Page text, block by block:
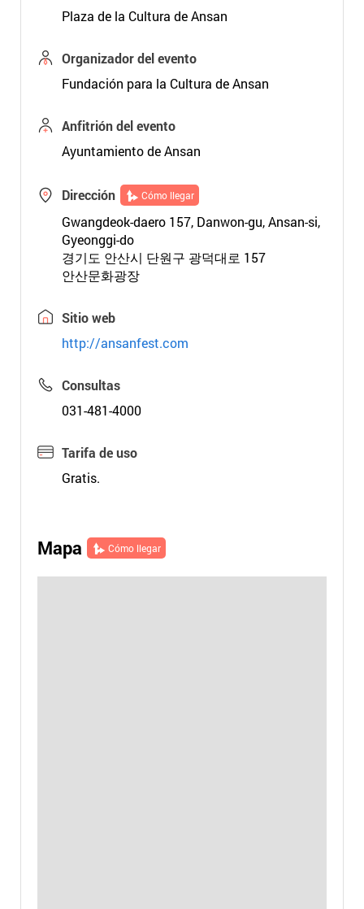
Plaza de la Cultura de Ansan
Organizador del evento
Fundación para la Cultura de Ansan
Anfitrión del evento
Ayuntamiento de Ansan
Dirección Cómo llegar
Gwangdeok-daero 157, Danwon-gu, Ansan-si,
Gyeonggi-do
경기도 안산시 단원구 광덕대로 157
안산문화광장
Sitio web
http://ansanfest.com
Consultas
031-481-4000
Tarifa de uso
Gratis.
Mapa Cómo llegar